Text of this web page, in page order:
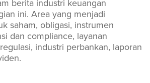
berita industri keuangan
ini. Area yang menjadi
saham, obligasi, instrumen
dan compliance, layanan
industri perbankan, laporan